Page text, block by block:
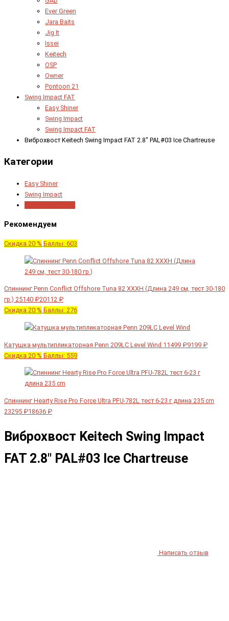
Ever Green
Jara Baits
Jig It
Issei
Keitech
OSP
Owner
Pontoon 21
Swing Impact FAT
Easy Shiner
Swing Impact
Swing Impact FAT
Виброхвост Keitech Swing Impact FAT 2.8" PAL#03 Ice Chartreuse
Категории
Easy Shiner
Swing Impact
Рекомендуем
Скидка 20 % Баллы: 603
Спиннинг Penn Conflict Offshore Tuna 82 XXXH (Длина 249 см, тест 30-180
гр.) 25140 ₽20112 ₽
Скидка 20 % Баллы: 276
Катушка мультипликаторная Penn 209LC Level Wind 11499 ₽9199 ₽
Скидка 20 % Баллы: 559
Спиннинг Hearty Rise Pro Force Ultra PFU-782L тест 6-23 г длина 235 cm
23295 ₽18636 ₽
Виброхвост Keitech Swing Impact
FAT 2.8" PAL#03 Ice Chartreuse
Написать отзыв